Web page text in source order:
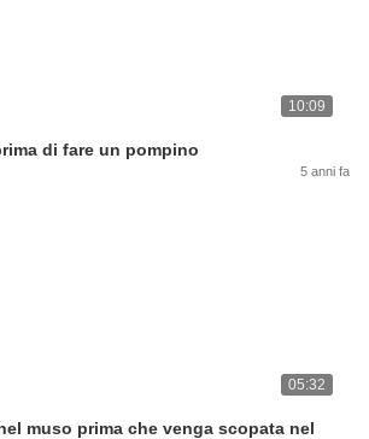
10:09
di fare un pompino
5 anni fa
05:32
muso prima che venga scopata nel